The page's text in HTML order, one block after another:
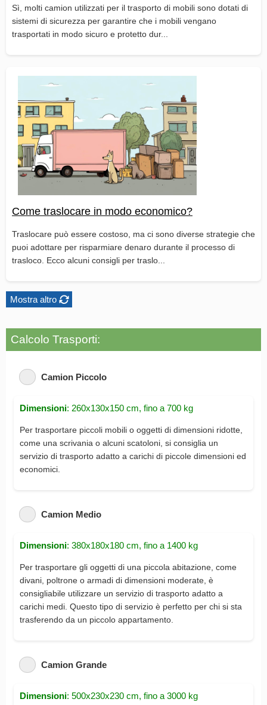
Sì, molti camion utilizzati per il trasporto di mobili sono dotati di
sistemi di sicurezza per garantire che i mobili vengano
trasportati in modo sicuro e protetto dur...
Come traslocare in modo economico?
Traslocare può essere costoso, ma ci sono diverse strategie che
puoi adottare per risparmiare denaro durante il processo di
trasloco. Ecco alcuni consigli per traslo...
Mostra altro
Calcolo Trasporti:
Camion Piccolo
Dimensioni: 260x130x150 cm, fino a 700 kg
Per trasportare piccoli mobili o oggetti di dimensioni ridotte,
come una scrivania o alcuni scatoloni, si consiglia un
servizio di trasporto adatto a carichi di piccole dimensioni ed
economici.
Camion Medio
Dimensioni: 380x180x180 cm, fino a 1400 kg
Per trasportare gli oggetti di una piccola abitazione, come
divani, poltrone o armadi di dimensioni moderate, è
consigliabile utilizzare un servizio di trasporto adatto a
carichi medi. Questo tipo di servizio è perfetto per chi si sta
trasferendo da un piccolo appartamento.
Camion Grande
Dimensioni: 500x230x230 cm, fino a 3000 kg